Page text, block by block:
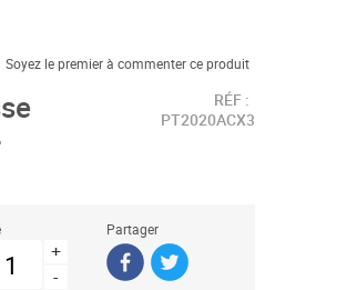
Soyez le premier à commenter ce produit
RÉF :
PT2020ACX3
+
-
Partager